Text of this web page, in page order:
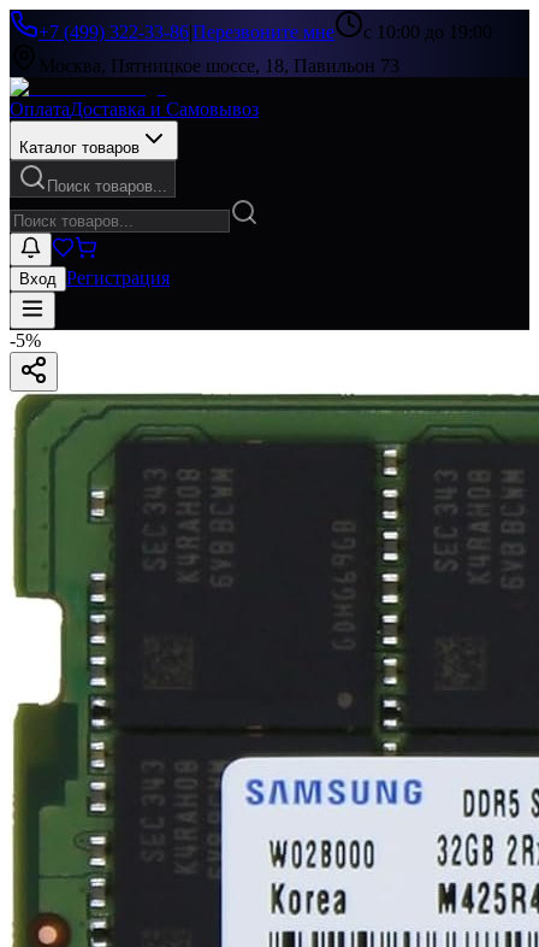
+7 (499) 322-33-86|Перезвоните мне
с 10:00 до 19:00
Москва, Пятницкое шоссе, 18, Павильон 73
ОплатаДоставка и Самовывоз
Каталог товаров
Поиск товаров...
Вход Регистрация
-5%